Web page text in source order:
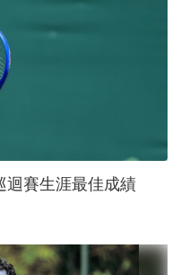
迴賽生涯最佳成績